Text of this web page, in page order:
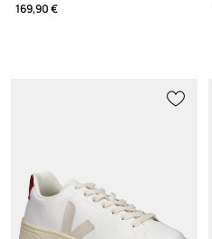
169,90 €